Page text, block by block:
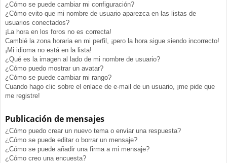
¿Cómo se puede cambiar mi configuración?
¿Cómo evito que mi nombre de usuario aparezca en las listas de
usuarios conectados?
¡La hora en los foros no es correcta!
Cambié la zona horaria en mi perfil, ¡pero la hora sigue siendo incorrecto!
¡Mi idioma no está en la lista!
¿Qué es la imagen al lado de mi nombre de usuario?
¿Cómo puedo mostrar un avatar?
¿Cómo se puede cambiar mi rango?
Cuando hago clic sobre el enlace de e-mail de un usuario, ¡me pide que
me registre!
Publicación de mensajes
¿Cómo puedo crear un nuevo tema o enviar una respuesta?
¿Cómo se puede editar o borrar un mensaje?
¿Cómo se puede añadir una firma a mi mensaje?
¿Cómo creo una encuesta?